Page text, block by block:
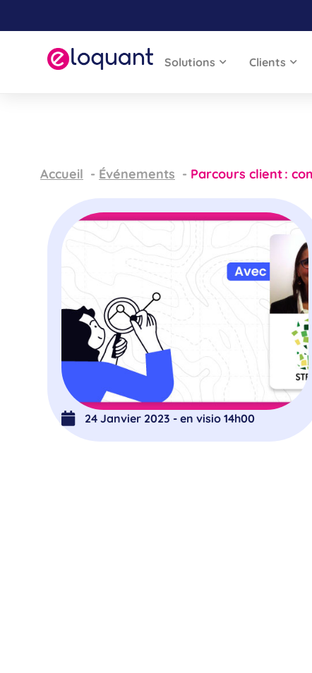
Solutions Clients
Accueil Événements Parcours client :
24 Janvier 2023 - en visio 14h00